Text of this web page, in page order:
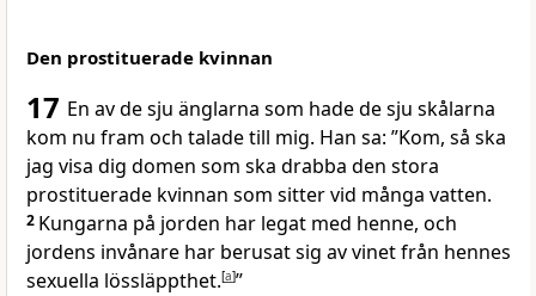
Den prostituerade kvinnan
17 En av de sju änglarna som hade de sju skålarna
kom nu fram och talade till mig. Han sa: ”Kom, så ska
jag visa dig domen som ska drabba den stora
prostituerade kvinnan som sitter vid många vatten.
2 Kungarna på jorden har legat med henne, och
jordens invånare har berusat sig av vinet från hennes
sexuella lössläppthet.[a]”